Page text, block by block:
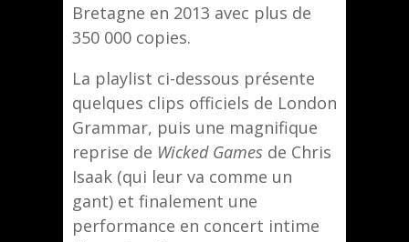
Bretagne en 2013 avec plus de
350 000 copies.
La playlist ci-dessous présente
quelques clips officiels de London
Grammar, puis une magnifique
reprise de Wicked Games de Chris
Isaak (qui leur va comme un
gant) et finalement une
performance en concert intime